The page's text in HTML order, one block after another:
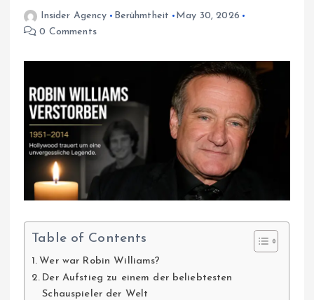
Insider Agency Berühmtheit
May 30, 2026
0 Comments
Table of Contents
Wer war Robin Williams?
Der Aufstieg zu einem der beliebtesten
Schauspieler der Welt